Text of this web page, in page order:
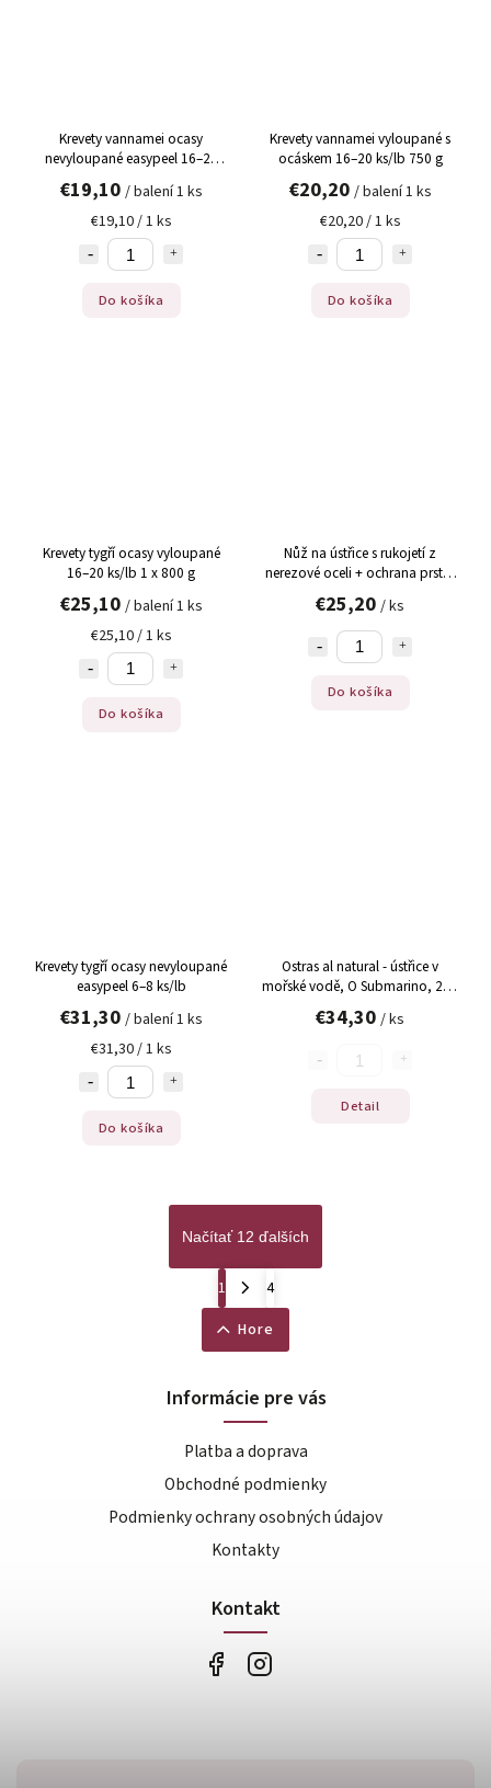
Krevety vannamei ocasy
nevyloupané easypeel 16–20
ks/lb 800 g
€19,10 / balení 1 ks
€19,10 / 1 ks
Do košíka
Krevety vannamei vyloupané s
ocáskem 16–20 ks/lb 750 g
€20,20 / balení 1 ks
€20,20 / 1 ks
Do košíka
Krevety tygří ocasy vyloupané
16–20 ks/lb 1 x 800 g
€25,10 / balení 1 ks
€25,10 / 1 ks
Do košíka
Nůž na ústřice s rukojetí z
nerezové oceli + ochrana prstů,
krátké ostří, 18 cm dlouhý, ks
€25,20 / ks
Do košíka
Krevety tygří ocasy nevyloupané
easypeel 6–8 ks/lb
€31,30 / balení 1 ks
€31,30 / 1 ks
Do košíka
Ostras al natural - ústřice v
mořské vodě, O Submarino, 266
g
€34,30 / ks
Detail
Načítať 12 ďalších
1
4
Hore
Informácie pre vás
Platba a doprava
Obchodné podmienky
Podmienky ochrany osobných údajov
Kontakty
Kontakt